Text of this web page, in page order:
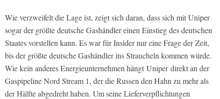
Wie verzweifelt die Lage ist, zeigt sich daran, dass sich mitUniper
sogar der größte deutsche Gashändler einen Einstieg des deutschen
Staates vorstellen kann. Es war für Insider nur eine Frage der Zeit,
bis der größte deutsche Gashändler ins Straucheln kommen würde.
Wie kein anderes Energieunternehmen hängt Uniperdirekt an der
Gaspipeline Nord Stream 1, der die Russen den Hahn zu mehr als
der Hälfte abgedreht haben. Um seine Lieferverpflichtungen